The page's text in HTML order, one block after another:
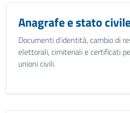
Anagrafe e stato
Documenti d’identità, cambio di
elettorali, cimiteriali e certificati
unioni civili.